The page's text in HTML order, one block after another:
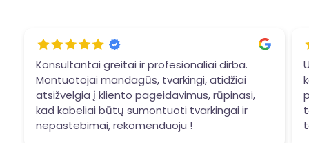
Konsultantai greitai ir profesionaliai dirba.
Montuotojai mandagūs, tvarkingi, atidžiai
atsižvelgia į kliento pageidavimus, rūpinasi,
kad kabeliai būtų sumontuoti tvarkingai ir
nepastebimai, rekomenduoju !